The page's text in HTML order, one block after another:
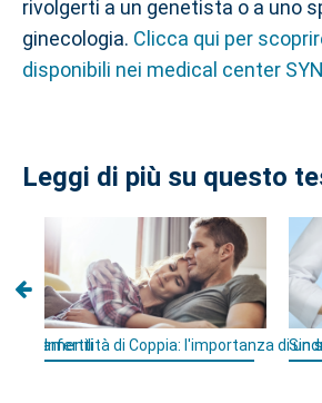
rivolgerti a un genetista o a uno
ginecologia. Clicca qui per
disponibili nei medical center
Leggi di più su questo
trattamenti
Infertilità di Coppia: l'importanza di un